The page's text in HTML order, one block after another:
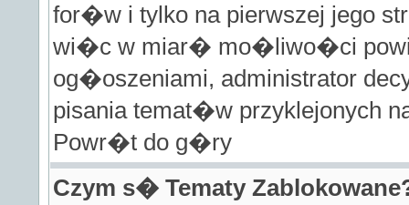
for�w i tylko na pierwszej jego
wi�c w miar� mo�liwo�ci
og�oszeniami, administrator
pisania temat�w przyklejonych
Powr�t do g�ry
Czym s� Tematy